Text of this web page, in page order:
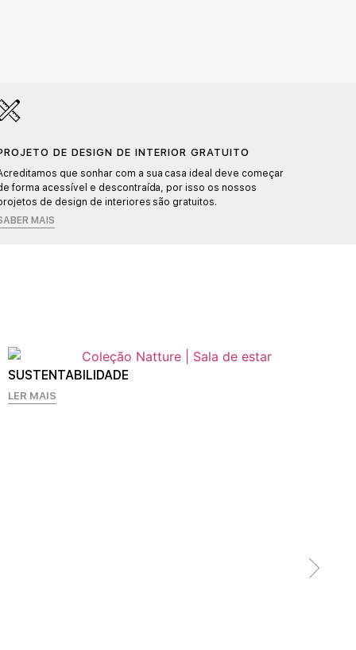
DE DESIGN DE INTERIOR GRATUITO
que sonhar com a sua casa ideal deve começar
forma acessível e descontraída, por isso os nossos
de design de interiores são gratuitos.
MAIS
SUSTENTABILIDADE
LER MAIS